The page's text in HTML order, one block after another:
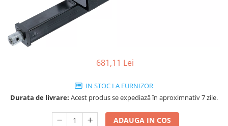
681,11 Lei
IN STOC LA FURNIZOR
Durata de livrare: Acest produs se expediază în aproximnativ 7 zile.
ADAUGA IN COS